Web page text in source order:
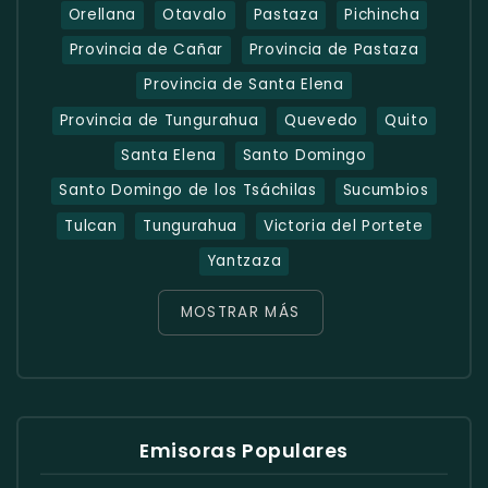
Orellana Otavalo Pastaza
Pichincha
Provincia de Cañar
Provincia de Pastaza
Provincia de Santa Elena
Provincia de Tungurahua
Quevedo
Quito
Santa Elena
Santo Domingo
Santo Domingo de los Tsáchilas
Sucumbios
Tulcan
Tungurahua
Victoria del Portete
Yantzaza
MOSTRAR MÁS
Emisoras Populares